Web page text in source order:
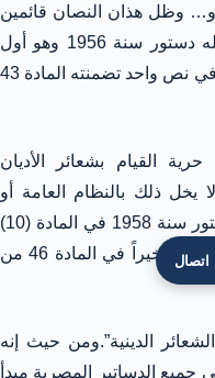
و… وظل هذان النصان قائمين
حتى ألغى دستور سنة 1933 وحل محله دستور سنة 1956 وهو أول
دستور للثورة فأدمج النصين المذكورين في نص واحد تضمنته المادة 43
القيام بشعائر الأديان
يخل ذلك بالنظام العامة أو
ينافى الآداب” ثم تردد هذا النص في دستور سنة 1958 في المادة (10)
ثم دستور سنة 1964 (في المادة 23) واستقر أخيراً في المادة 46 من
الدينية”.ومن حيث إنه
الدساتير المصرية مبدأ
اتصال